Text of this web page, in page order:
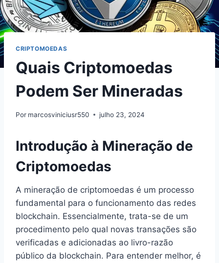
CRIPTOMOEDAS
Quais Criptomoedas
Podem Ser Mineradas
Por marcosviniciusr550 julho 23, 2024
Introdução à Mineração de
Criptomoedas
A mineração de criptomoedas é um processo
fundamental para o funcionamento das redes
blockchain. Essencialmente, trata-se de um
procedimento pelo qual novas transações são
verificadas e adicionadas ao livro-razão
público da blockchain. Para entender melhor, é